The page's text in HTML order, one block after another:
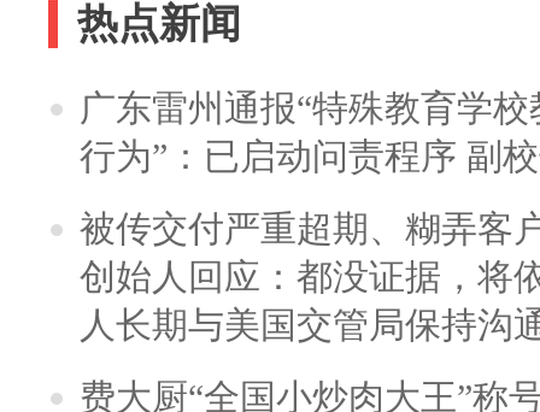
热点新闻
广东雷州通报“特殊教育学
行为”：已启动问责程序 副
被传交付严重超期、糊弄客
创始人回应：都没证据，将
人长期与美国交管局保持沟
费大厨“全国小炒肉大王”称